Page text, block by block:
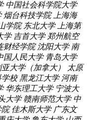
中国社会科学院大学
烟台科技学院
上海海
学院 东北大学
上海第
学 吉首大学 郑州航空
财经学院 沈阳大学 南
国人民大学 青岛大学
大学（加拿大）
太原
学校 黑龙江大学 河南
华东理工大学 宁波大
大学 赣南师范大学 中
院 佳木斯大学 广东文